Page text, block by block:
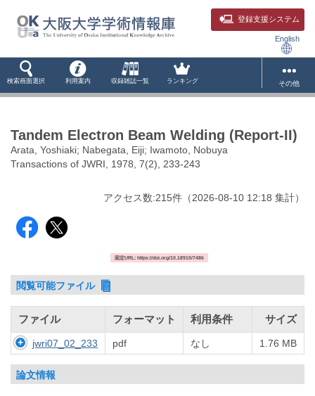
登録支援システム
English
検索画面選択 利用案内 収録雑誌一覧 ランキング その他
Tandem Electron Beam Welding (Report-II)
Arata, Yoshiaki; Nabegata, Eiji; Iwamoto, Nobuya
Transactions of JWRI, 1978, 7(2), 233-243
アクセス数:215件 （2026-08-10 12:18 集計）
固定URL: https://doi.org/10.18910/7486
閲覧可能ファイル
ファイル フォーマット 利用条件 サイズ
jwri07_02_233 pdf なし 1.76 MB
論文情報